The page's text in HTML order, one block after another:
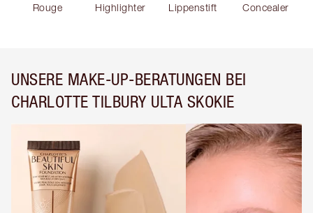
Rouge
Highlighter
Lippenstift
Concealer
UNSERE MAKE-UP-BERATUNGEN BEI
CHARLOTTE TILBURY ULTA SKOKIE